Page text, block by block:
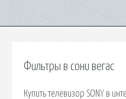
Фильтры в сони вегас
Купить телевизор SONY в